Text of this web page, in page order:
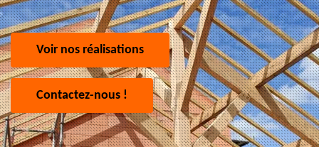
Voir nos réalisations
Contactez-nous !